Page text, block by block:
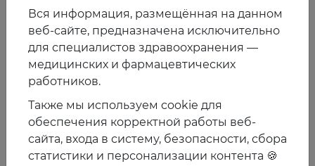
одной номинации.
Все Конкурсанты будут уведомлены о результатах
рассмотрения работ до 31 октября 2018 года.
Награждение:
Победители Конкурса в пяти номинациях будут
официально объявлены до проведения VIII
Международной Конференции Евразийской
Ассоциации Терапевтов.
Вся информация, размещённая на данном
веб-сайте, предназначена исключительно
для специалистов здравоохранения —
медицинских и фармацевтических
работников.
Также мы используем cookie для
обеспечения корректной работы веб-
сайта, входа в систему, безопасности, сбора
статистики и персонализации контента 🍪